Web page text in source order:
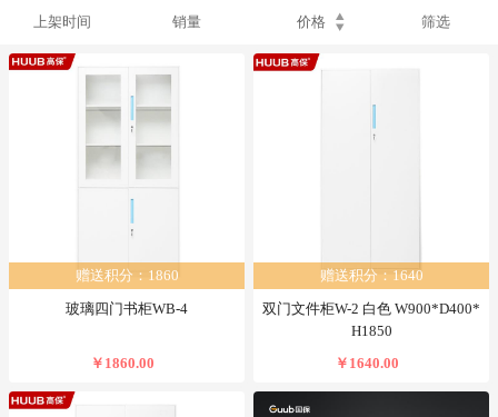
上架时间 销量 价格 筛选
赠送积分：1860
玻璃四门书柜WB-4
￥1860.00
赠送积分：1640
双门文件柜W-2 白色 W900*D400*
H1850
￥1640.00